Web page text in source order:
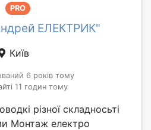
PRO
ЕЛЕКТРИК"
Київ
6 років тому
11 годин тому
різної складносьті
Монтаж електро